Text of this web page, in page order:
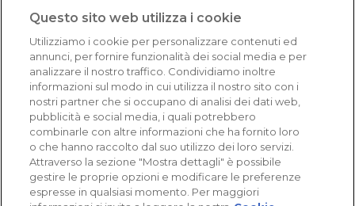
Eccellente (4,8)
Acquisti verificati
Questo sito web utilizza i cookie
Utilizziamo i cookie per personalizzare contenuti ed
annunci, per fornire funzionalità dei social media e per
analizzare il nostro traffico. Condividiamo inoltre
informazioni sul modo in cui utilizza il nostro sito con i
nostri partner che si occupano di analisi dei dati web,
pubblicità e social media, i quali potrebbero
combinarle con altre informazioni che ha fornito loro
o che hanno raccolto dal suo utilizzo dei loro servizi.
Attraverso la sezione "Mostra dettagli" è possibile
gestire le proprie opzioni e modificare le preferenze
espresse in qualsiasi momento. Per maggiori